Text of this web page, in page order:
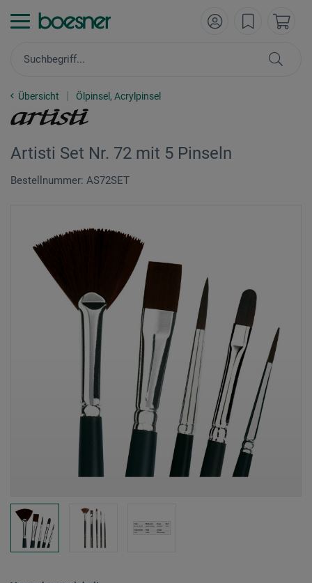
Übersicht Ölpinsel, Acrylpinsel
Artisti Set Nr. 72 mit 5 Pinseln
Bestellnummer: AS72SET